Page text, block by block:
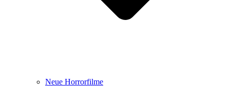
Neue Horrorfilme